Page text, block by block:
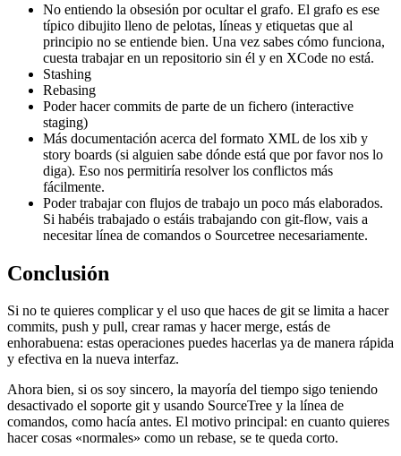
No entiendo la obsesión por ocultar el grafo. El grafo es ese
típico dibujito lleno de pelotas, líneas y etiquetas que al
principio no se entiende bien. Una vez sabes cómo funciona,
cuesta trabajar en un repositorio sin él y en XCode no está.
Stashing
Rebasing
Poder hacer commits de parte de un fichero (interactive
staging)
Más documentación acerca del formato XML de los xib y
story boards (si alguien sabe dónde está que por favor nos lo
diga). Eso nos permitiría resolver los conflictos más
fácilmente.
Poder trabajar con flujos de trabajo un poco más elaborados.
Si habéis trabajado o estáis trabajando con git-flow, vais a
necesitar línea de comandos o Sourcetree necesariamente.
Conclusión
Si no te quieres complicar y el uso que haces de git se limita a hacer
commits, push y pull, crear ramas y hacer merge, estás de
enhorabuena: estas operaciones puedes hacerlas ya de manera rápida
y efectiva en la nueva interfaz.
Ahora bien, si os soy sincero, la mayoría del tiempo sigo teniendo
desactivado el soporte git y usando SourceTree y la línea de
comandos, como hacía antes. El motivo principal: en cuanto quieres
hacer cosas «normales» como un rebase, se te queda corto.